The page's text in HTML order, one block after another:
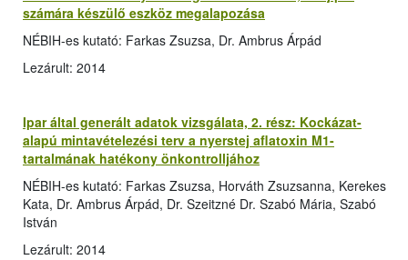
számára készülő eszköz megalapozása
NÉBIH-es kutató: Farkas Zsuzsa, Dr. Ambrus Árpád
Lezárult: 2014
Ipar által generált adatok vizsgálata, 2. rész: Kockázat-
alapú mintavételezési terv a nyerstej aflatoxin M1-
tartalmának hatékony önkontrolljához
NÉBIH-es kutató: Farkas Zsuzsa, Horváth Zsuzsanna, Kerekes
Kata, Dr. Ambrus Árpád, Dr. Szeitzné Dr. Szabó Mária, Szabó
István
Lezárult: 2014